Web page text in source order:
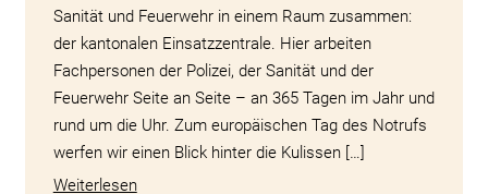
Sanität und Feuerwehr in einem Raum zusammen:
der kantonalen Einsatzzentrale. Hier arbeiten
Fachpersonen der Polizei, der Sanität und der
Feuerwehr Seite an Seite – an 365 Tagen im Jahr und
rund um die Uhr. Zum europäischen Tag des Notrufs
werfen wir einen Blick hinter die Kulissen […]
Weiterlesen